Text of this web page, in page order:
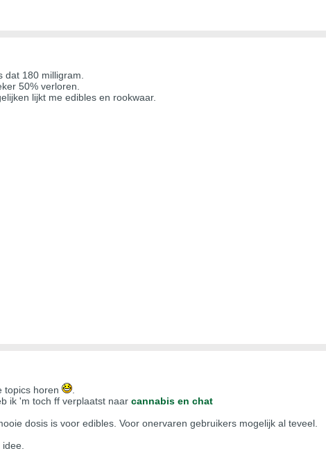
dat 180 milligram.
50% verloren.
lijkt me edibles en rookwaar.
topics horen
.
ik 'm toch ff verplaatst naar cannabis en chat
dosis is voor edibles. Voor onervaren gebruikers mogelijk al teveel.
idee.